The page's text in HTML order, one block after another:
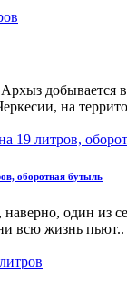
добывается
на
оборотная бутыль
один из
всю жизнь пьют..